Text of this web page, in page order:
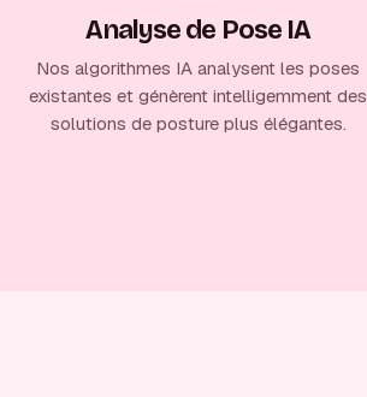
Analyse de Pose IA
Nos algorithmes IA analysent les poses
existantes et génèrent intelligemment des
solutions de posture plus élégantes.